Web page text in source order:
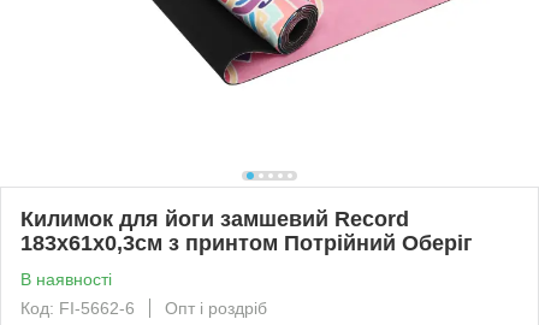
Килимок для йоги замшевий Record
183x61x0,3см з принтом Потрійний Оберіг
В наявності
Код: FI-5662-6
Опт і роздріб